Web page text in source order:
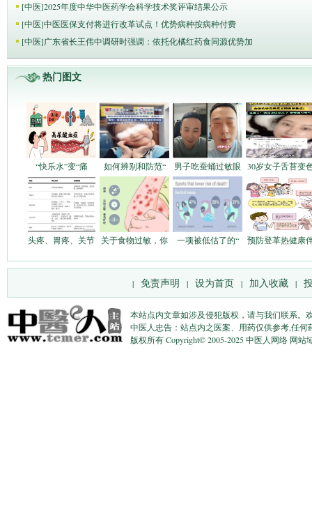
[中医]2025年度中华中医药学会科学技术奖评审结果公示
[中医]中医医保支付将进行改革试点！优势病种按病种付费
[中医]广东省长王伟中调研时强调：依托化橘红药食同源优势加
热门图文
“快乐水”变“痛 如何辨别和防范“ 男子吃蚕蛹过敏眼 30岁女子舌苔变
头疼、胃疼、关节 关于食物过敏，你 一项被低估了的“ 预防登革热健康
| 免责声明 | 设为首页 | 加入收藏 |
本站点内文章如涉及侵犯版权，请与我们联系。
中医人忠告：站点内之医案、用药仅供参考,任
版权所有 Copyright© 2005-2025 中医人网络 网站